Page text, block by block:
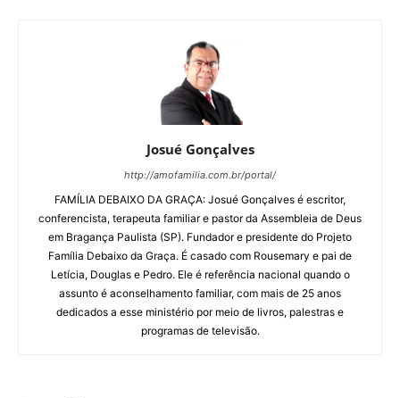
Josué Gonçalves
http://amofamilia.com.br/portal/
FAMÍLIA DEBAIXO DA GRAÇA: Josué Gonçalves é escritor,
conferencista, terapeuta familiar e pastor da Assembleia de Deus
em Bragança Paulista (SP). Fundador e presidente do Projeto
Família Debaixo da Graça. É casado com Rousemary e pai de
Letícia, Douglas e Pedro. Ele é referência nacional quando o
assunto é aconselhamento familiar, com mais de 25 anos
dedicados a esse ministério por meio de livros, palestras e
programas de televisão.